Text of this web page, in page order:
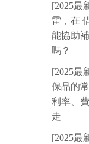
[2025最
雷，在
能協助
嗎？
[2025最
保品的
利率、
走
[2025最